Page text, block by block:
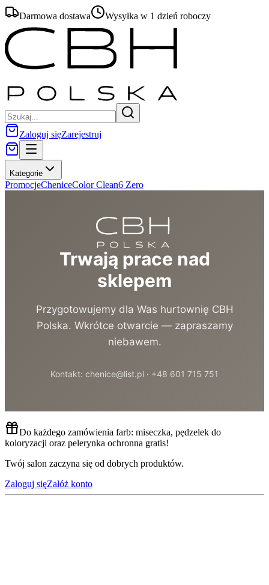
Darmowa dostawa Wysyłka w 1 dzień roboczy
Zaloguj sięZarejestruj
Kategorie
PromocjeCheniceColor Clean6 Zero
Trwają prace nad
sklepem
Przygotowujemy dla Was hurtownię CBH
Polska. Wkrótce otwarcie — zapraszamy
niebawem.
Kontakt: chenice@list.pl · +48 601 715 751
Do każdego zamówienia farb: miseczka, pędzelek do
koloryzacji oraz pelerynka ochronna gratis!
Twój salon zaczyna się od dobrych produktów.
Zaloguj sięZałóż konto